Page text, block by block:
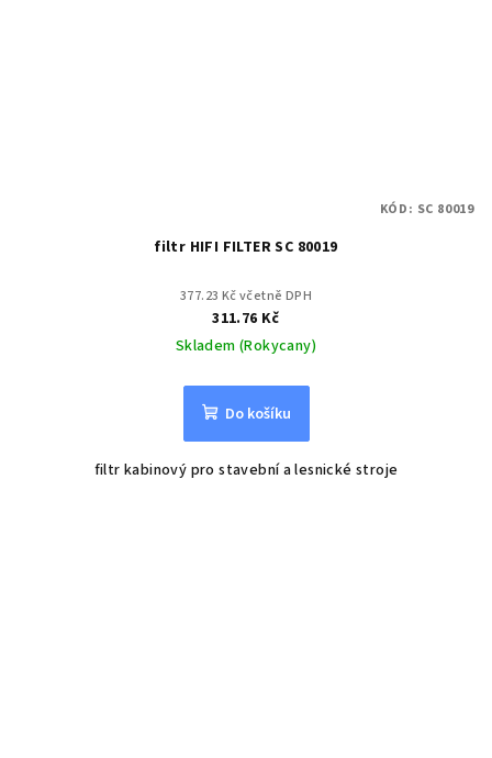
filtr HIFI FILTER SC 80019
377.23 Kč včetně DPH
311.76 Kč
Skladem (Rokycany)
Do košíku
filtr kabinový pro stavební a lesnické stroje
KÓD: SC 80019